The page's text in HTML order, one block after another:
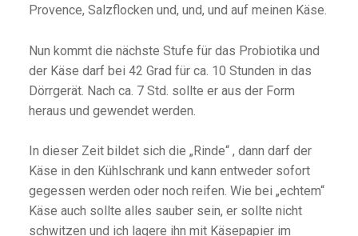
Provence, Salzflocken und, und, und auf meinen Käse.
Nun kommt die nächste Stufe für das Probiotika und
der Käse darf bei 42 Grad für ca. 10 Stunden in das
Dörrgerät. Nach ca. 7 Std. sollte er aus der Form
heraus und gewendet werden.
In dieser Zeit bildet sich die „Rinde“ , dann darf der
Käse in den Kühlschrank und kann entweder sofort
gegessen werden oder noch reifen. Wie bei „echtem“
Käse auch sollte alles sauber sein, er sollte nicht
schwitzen und ich lagere ihn mit Käsepapier im